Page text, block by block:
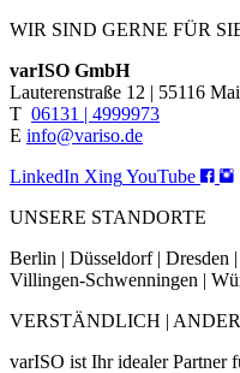
WIR SIND GERNE FÜR
varISO GmbH
Lauterenstraße 12 | 55116
T 06131 | 4999973
E info@variso.de
LinkedIn XingYouTube
UNSERE STANDORTE
Berlin | Düsseldorf | Dresden
Villingen-Schwenningen |
VERSTÄNDLICH |
varISO ist Ihr idealer Partner